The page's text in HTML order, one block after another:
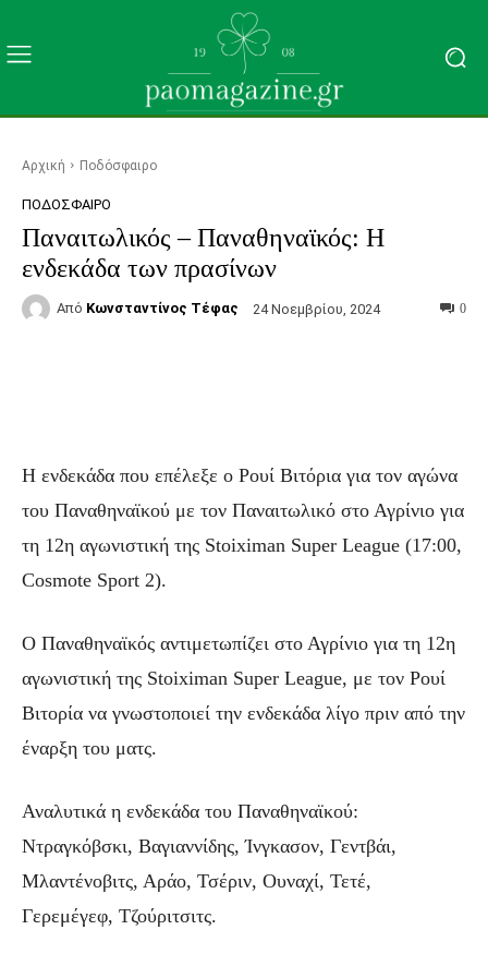
Αρχική Ποδόσφαιρο
ΠΟΔΌΣΦΑΙΡΟ
Παναιτωλικός – Παναθηναϊκός: Η
ενδεκάδα των πρασίνων
Από Κωνσταντίνος Τέφας 24 Νοεμβρίου, 2024 0
Η ενδεκάδα που επέλεξε ο Ρουί Βιτόρια για τον αγώνα
του Παναθηναϊκού με τον Παναιτωλικό στο Αγρίνιο για
τη 12η αγωνιστική της Stoiximan Super League (17:00,
Cosmote Sport 2).
Ο Παναθηναϊκός αντιμετωπίζει στο Αγρίνιο για τη 12η
αγωνιστική της Stoiximan Super League, με τον Ρουί
Βιτορία να γνωστοποιεί την ενδεκάδα λίγο πριν από την
έναρξη του ματς.
Αναλυτικά η ενδεκάδα του Παναθηναϊκού:
Ντραγκόβσκι, Βαγιαννίδης, Ίνγκασον, Γεντβάι,
Μλαντένοβιτς, Αράο, Τσέριν, Ουναχί, Τετέ,
Γερεμέγεφ, Τζούριτσιτς.